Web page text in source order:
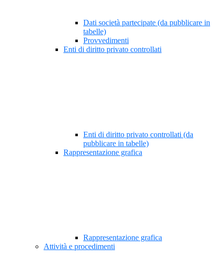
Dati società partecipate (da pubblicare in
tabelle)
Provvedimenti
Enti di diritto privato controllati
Enti di diritto privato controllati (da
pubblicare in tabelle)
Rappresentazione grafica
Rappresentazione grafica
Attività e procedimenti